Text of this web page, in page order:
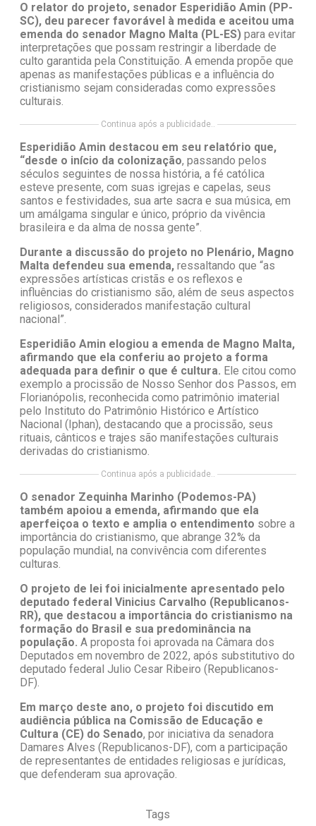
O relator do projeto, senador Esperidião Amin (PP-
SC), deu parecer favorável à medida e aceitou uma
emenda do senador Magno Malta (PL-ES) para evitar
interpretações que possam restringir a liberdade de
culto garantida pela Constituição. A emenda propõe que
apenas as manifestações públicas e a influência do
cristianismo sejam consideradas como expressões
culturais.
Continua após a publicidade..
Esperidião Amin destacou em seu relatório que,
“desde o início da colonização, passando pelos
séculos seguintes de nossa história, a fé católica
esteve presente, com suas igrejas e capelas, seus
santos e festividades, sua arte sacra e sua música, em
um amálgama singular e único, próprio da vivência
brasileira e da alma de nossa gente”.
Durante a discussão do projeto no Plenário, Magno
Malta defendeu sua emenda, ressaltando que “as
expressões artísticas cristãs e os reflexos e
influências do cristianismo são, além de seus aspectos
religiosos, considerados manifestação cultural
nacional”.
Esperidião Amin elogiou a emenda de Magno Malta,
afirmando que ela conferiu ao projeto a forma
adequada para definir o que é cultura. Ele citou como
exemplo a procissão de Nosso Senhor dos Passos, em
Florianópolis, reconhecida como patrimônio imaterial
pelo Instituto do Patrimônio Histórico e Artístico
Nacional (Iphan), destacando que a procissão, seus
rituais, cânticos e trajes são manifestações culturais
derivadas do cristianismo.
Continua após a publicidade..
O senador Zequinha Marinho (Podemos-PA)
também apoiou a emenda, afirmando que ela
aperfeiçoa o texto e amplia o entendimento sobre a
importância do cristianismo, que abrange 32% da
população mundial, na convivência com diferentes
culturas.
O projeto de lei foi inicialmente apresentado pelo
deputado federal Vinicius Carvalho (Republicanos-
RR), que destacou a importância do cristianismo na
formação do Brasil e sua predominância na
população. A proposta foi aprovada na Câmara dos
Deputados em novembro de 2022, após substitutivo do
deputado federal Julio Cesar Ribeiro (Republicanos-
DF).
Em março deste ano, o projeto foi discutido em
audiência pública na Comissão de Educação e
Cultura (CE) do Senado, por iniciativa da senadora
Damares Alves (Republicanos-DF), com a participação
de representantes de entidades religiosas e jurídicas,
que defenderam sua aprovação.
Tags